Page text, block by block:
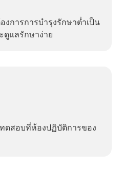
งการการบำรุงรักษาต่ำเป็น
ดูแลรักษาง่าย
ดสอบที่ห้องปฏิบัติการของ